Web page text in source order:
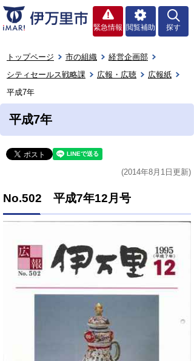
緊急情報 閲覧補助 探す
トップページ 市の組織
経営企画部
シティセールス戦略課
広報・広聴
広報紙
平成7年
平成7年
(2014年8月1日更新)
No.502 平成7年12月号